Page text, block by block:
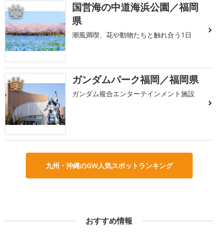
2
国営海の中道海浜公園／福岡
県
潮風満喫、花や動物たちと触れ合う1日
3 ガンダムパーク福岡／福岡県
ガンダム複合エンターテインメント施設
九州・沖縄のGW人気スポットランキング
おすすめ情報